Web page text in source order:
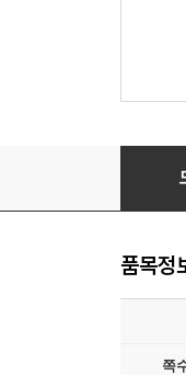
콩팥을
품목정
쪽